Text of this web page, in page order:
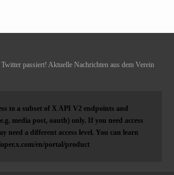
passiert! Aktuelle Nachrichten aus dem Verein
to a subset of X API V2 endpoints and
media post, oauth) only. If you need access
need a different access level. You can learn
en/portal/product